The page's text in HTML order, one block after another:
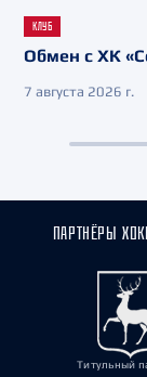
КЛУБ
Обмен с ХК
7 августа 2026 г.
ПАРТНЁРЫ
Титульный